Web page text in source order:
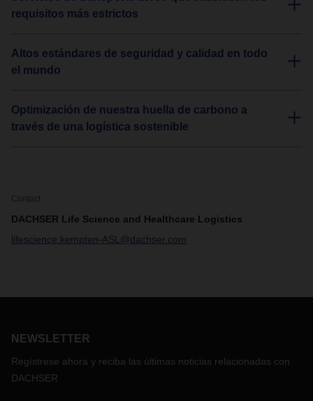
requisitos más estrictos
Altos estándares de seguridad y calidad en todo
el mundo
Optimización de nuestra huella de carbono a
través de una logística sostenible
Contact
DACHSER Life Science and Healthcare Logistics
lifescience.kempten-ASL@dachser.com
NEWSLETTER
Regístrese ahora y reciba las últimas noticias relacionadas con
DACHSER